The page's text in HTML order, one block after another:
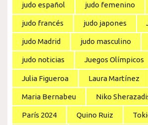
judo español judo femenino
judo francés judo japones
judo Madrid judo masculino
judo noticias Juegos Olímpicos
Julia Figueroa Laura Martínez
Maria Bernabeu Niko
París 2024 Quino Ruiz